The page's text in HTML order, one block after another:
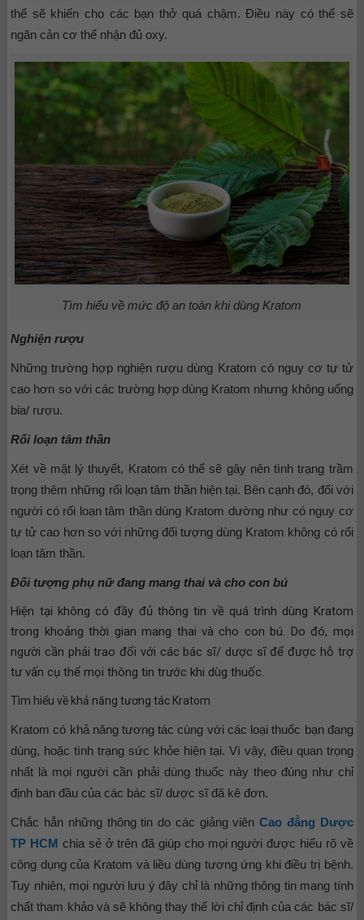
thể sẽ khiến cho các bạn thở quá chậm. Điều này có thể sẽ
ngăn cản cơ thể nhận đủ oxy.
Tìm hiểu về mức độ an toàn khi dùng Kratom
Nghiện rượu
Những trường hợp nghiện rượu dùng Kratom có nguy cơ tự tử
cao hơn so với các trường hợp dùng Kratom nhưng không uống
bia/ rượu.
Rối loạn tâm thần
Xét về mặt lý thuyết, Kratom có thể sẽ gây nên tình trạng trầm
trọng thêm những rối loạn tâm thần hiện tại. Bên cạnh đó, đối với
người có rối loạn tâm thần dùng Kratom dường như có nguy cơ
tự tử cao hơn so với những đối tượng dùng Kratom không có rối
loạn tâm thần.
Đối tượng phụ nữ đang mang thai và cho con bú
Hiện tại không có đầy đủ thông tin về quá trình dùng Kratom
trong khoảng thời gian mang thai và cho con bú. Do đó, mọi
người cần phải trao đổi với các bác sĩ/ dược sĩ để được hỗ trợ
tư vấn cụ thể mọi thông tin trước khi dùg thuốc.
Tìm hiểu về khả năng tương tác Kratom
Kratom có khả năng tương tác cùng với các loại thuốc bạn đang
dùng, hoặc tình trạng sức khỏe hiện tại. Vì vậy, điều quan trọng
nhất là mọi người cần phải dùng thuốc này theo đúng như chỉ
định ban đầu của các bác sĩ/ dược sĩ đã kê đơn.
Chắc hẳn những thông tin do các giảng viênCao đẳng Dược
TP HCM chia sẻ ở trên đã giúp cho mọi người được hiểu rõ về
công dụng của Kratom và liều dùng tương ứng khi điều trị bệnh.
Tuy nhiên, mọi người lưu ý đây chỉ là những thông tin mang tính
chất tham khảo và sẽ không thay thế lời chỉ định của các bác sĩ/